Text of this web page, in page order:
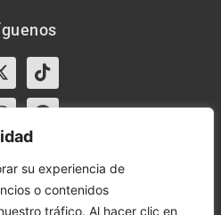
su experiencia de
o contenidos
tráfico. Al hacer clic en
Tiktok
Facebook
13:30 y 17:00-20:00 – Sáb de